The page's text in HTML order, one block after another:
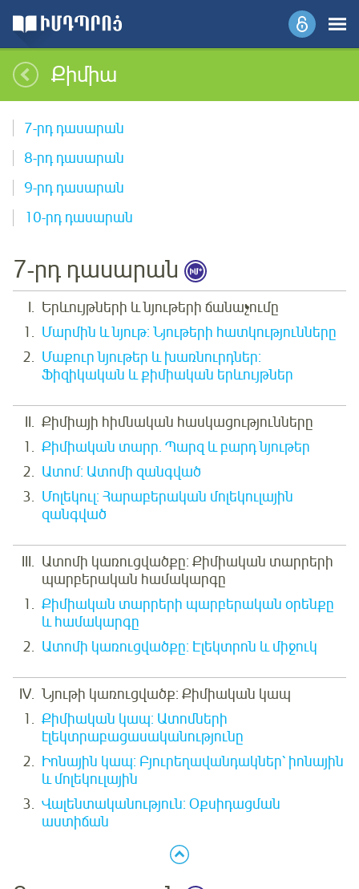
Քիմիա
7-րդ դասարան
8-րդ դասարան
9-րդ դասարան
10-րդ դասարան
7-րդ դասարան
Երևույթների և նյութերի ճանաչումը
Մարմին և նյութ: Նյութերի հատկությունները
Մաքուր նյութեր և խառնուրդներ:
Ֆիզիկական և քիմիական երևույթներ
Քիմիայի հիմնական հասկացությունները
Քիմիական տարր. Պարզ և բարդ նյութեր
Ատոմ: Ատոմի զանգված
Մոլեկուլ: Հարաբերական մոլեկուլային
զանգված
Ատոմի կառուցվածքը: Քիմիական տարրերի
պարբերական համակարգը
Քիմիական տարրերի պարբերական օրենքը
և համակարգը
Ատոմի կառուցվածքը: Էլեկտրոն և միջուկ
Նյութի կառուցվածք: Քիմիական կապ
Քիմիական կապ: Ատոմների
էլեկտրաբացասականությունը
Իոնային կապ: Բյուրեղավանդակներ՝ իոնային
և մոլեկուլային
Վալենտականություն: Օքսիդացման
աստիճան